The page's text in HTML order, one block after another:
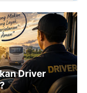
Driver